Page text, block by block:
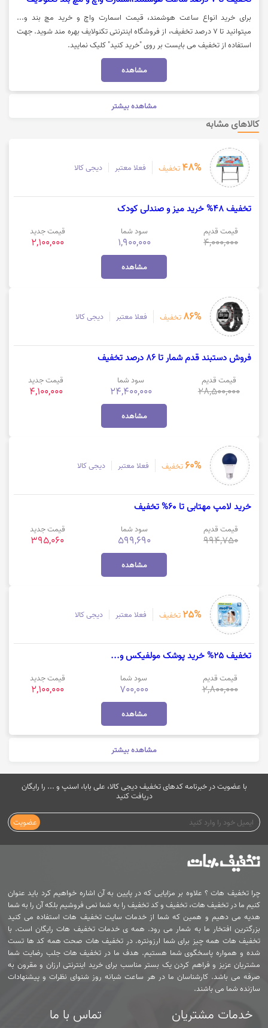
برای خرید انواع ساعت هوشمند، قیمت اسمارت واچ و خرید مچ بند و...
میتوانید تا 7 درصد تخفیف، از فروشگاه اینترنتی تکنولایف بهره مند شوید. جهت
استفاده از تخفیف می بایست بر روی "خرید کنید" کلیک نمایید.
مشاهده
مشاهده بیشتر
کالاهای مشابه
48% تخفیف فعلا معتبر دیجی کالا
تخفیف 48% خرید میز و صندلی کودک
قیمت قدیم
4,000,000
سود شما
1,900,000
قیمت جدید
2,100,000
مشاهده
86% تخفیف فعلا معتبر دیجی کالا
فروش دستبند قدم شمار تا 86 درصد تخفیف
قیمت قدیم
28,500,000
سود شما
24,400,000
قیمت جدید
4,100,000
مشاهده
60% تخفیف فعلا معتبر دیجی کالا
خرید لامپ مهتابی تا 60% تخفیف
قیمت قدیم
994,750
سود شما
599,690
قیمت جدید
395,060
مشاهده
25% تخفیف فعلا معتبر دیجی کالا
تخفیف 25% خرید پوشک مولفیکس و...
قیمت قدیم
2,800,000
سود شما
700,000
قیمت جدید
2,100,000
مشاهده
مشاهده بیشتر
با عضویت در خبرنامه کدهای تخفیف دیجی کالا، علی بابا، اسنپ و ... را رایگان
دریافت کنید
عضویت
چرا تخفیف هات ؟ علاوه بر مزایایی که در پایین به آن اشاره خواهیم کرد باید عنوان
کنیم ما در تخفیف هات، تخفیف و کد تخفیف را به شما نمی فروشیم بلکه آن را به شما
هدیه می دهیم و همین که شما از خدمات سایت تخفیف هات استفاده می کنید
بزرگترین افتخار ما به شمار می رود. همه ی خدمات تخفیف هات رایگان است. با
تخفیف هات همه چیز برای شما ارزونتره. در تخفیف هات صحت همه کد ها تست
شده و همواره پاسخگوی شما هستیم. هدف ما در تخفیف هات جلب رضایت شما
مشتریان عزیز و فراهم کردن یک بستر مناسب برای خرید اینترنتی ارزان و مقرون به
صرفه می باشد. کارشناسان ما در هر ساعت شبانه روز شنوای نظرات و پیشنهادات
سازنده شما می باشند.
خدمات مشتریان تماس با ما